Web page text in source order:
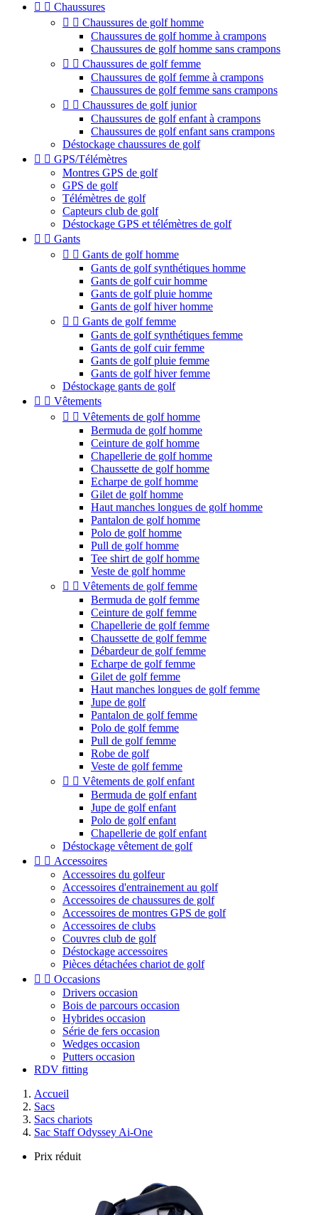
  Chaussures
  Chaussures de golf homme
Chaussures de golf homme à crampons
Chaussures de golf homme sans crampons
  Chaussures de golf femme
Chaussures de golf femme à crampons
Chaussures de golf femme sans crampons
  Chaussures de golf junior
Chaussures de golf enfant à crampons
Chaussures de golf enfant sans crampons
Déstockage chaussures de golf
  GPS/Télémètres
Montres GPS de golf
GPS de golf
Télémètres de golf
Capteurs club de golf
Déstockage GPS et télémètres de golf
  Gants
  Gants de golf homme
Gants de golf synthétiques homme
Gants de golf cuir homme
Gants de golf pluie homme
Gants de golf hiver homme
  Gants de golf femme
Gants de golf synthétiques femme
Gants de golf cuir femme
Gants de golf pluie femme
Gants de golf hiver femme
Déstockage gants de golf
  Vêtements
  Vêtements de golf homme
Bermuda de golf homme
Ceinture de golf homme
Chapellerie de golf homme
Chaussette de golf homme
Echarpe de golf homme
Gilet de golf homme
Haut manches longues de golf homme
Pantalon de golf homme
Polo de golf homme
Pull de golf homme
Tee shirt de golf homme
Veste de golf homme
  Vêtements de golf femme
Bermuda de golf femme
Ceinture de golf femme
Chapellerie de golf femme
Chaussette de golf femme
Débardeur de golf femme
Echarpe de golf femme
Gilet de golf femme
Haut manches longues de golf femme
Jupe de golf
Pantalon de golf femme
Polo de golf femme
Pull de golf femme
Robe de golf
Veste de golf femme
  Vêtements de golf enfant
Bermuda de golf enfant
Jupe de golf enfant
Polo de golf enfant
Chapellerie de golf enfant
Déstockage vêtement de golf
  Accessoires
Accessoires du golfeur
Accessoires d'entrainement au golf
Accessoires de chaussures de golf
Accessoires de montres GPS de golf
Accessoires de clubs
Couvres club de golf
Déstockage accessoires
Pièces détachées chariot de golf
  Occasions
Drivers occasion
Bois de parcours occasion
Hybrides occasion
Série de fers occasion
Wedges occasion
Putters occasion
RDV fitting
Accueil
Sacs
Sacs chariots
Sac Staff Odyssey Ai-One
Prix réduit